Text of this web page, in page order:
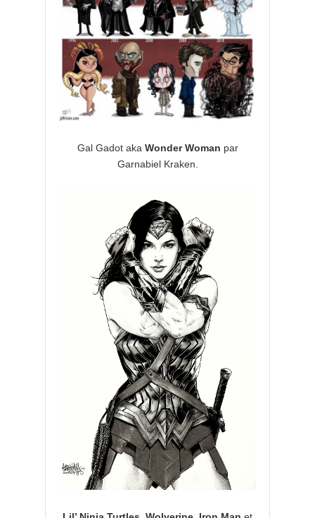
Gal Gadot aka Wonder Woman par
Garnabiel Kraken.